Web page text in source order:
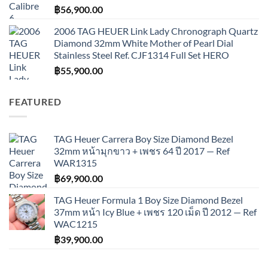
฿56,900.00
2006 TAG HEUER Link Lady Chronograph Quartz
Diamond 32mm White Mother of Pearl Dial
Stainless Steel Ref. CJF1314 Full Set HERO
฿55,900.00
FEATURED
TAG Heuer Carrera Boy Size Diamond Bezel
32mm หน้ามุกขาว + เพชร 64 ปี 2017 — Ref
WAR1315
฿69,900.00
TAG Heuer Formula 1 Boy Size Diamond Bezel
37mm หน้า Icy Blue + เพชร 120 เม็ด ปี 2012 — Ref
WAC1215
฿39,900.00